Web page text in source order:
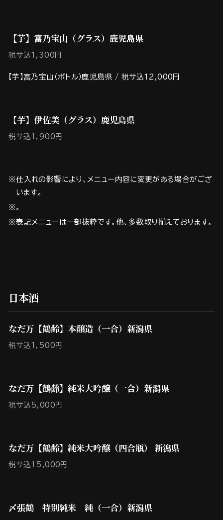
【芋】富乃宝山（グラス）鹿児島県
税サ込1,300円
【芋】富乃宝山（ボトル）鹿児島県 / 税サ込12,000円
【芋】伊佐美（グラス）鹿児島県
税サ込1,900円
※仕入れの影響により、メニュー内容に変更がある場合がござ
います。
※。
※表記メニューは一部抜粋です。他、多数取り揃えております。
日本酒
なだ万【鶴齢】本醸造（一合）新潟県
税サ込1,500円
なだ万【鶴齢】純米大吟醸（一合）新潟県
税サ込5,000円
なだ万【鶴齢】純米大吟醸（四合瓶） 新潟県
税サ込15,000円
〆張鶴 特別純米 純（一合）新潟県